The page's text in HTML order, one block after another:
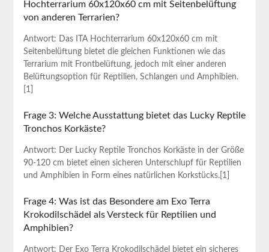
Hochterrarium 60x120x60 cm mit Seitenbelüftung
von anderen Terrarien?
Antwort: Das ⁣ITA Hochterrarium‌ 60x120x60 ⁤cm mit
Seitenbelüftung bietet die gleichen Funktionen‍ wie das
Terrarium mit Frontbelüftung, jedoch mit⁢ einer anderen
Belüftungsoption für Reptilien, Schlangen und Amphibien.
[1]
Frage​ 3: Welche Ausstattung bietet das Lucky Reptile
Tronchos⁤ Korkäste?
Antwort: Der Lucky Reptile Tronchos Korkäste in der Größe
90-120 cm bietet einen sicheren Unterschlupf für Reptilien
und Amphibien in Form eines natürlichen Korkstücks.[1]
Frage 4: Was ist ⁣das Besondere am Exo Terra
Krokodilschädel als Versteck für ⁣Reptilien und
Amphibien?
Antwort: Der Exo Terra Krokodilschädel bietet ein sicheres